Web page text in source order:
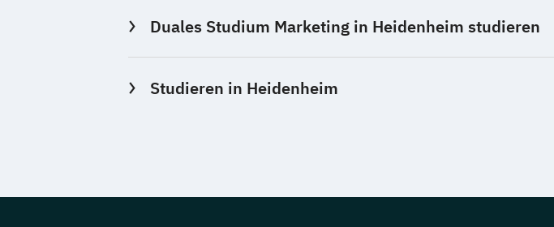
Duales Studium Marketing in Heidenheim studieren
Studieren in Heidenheim